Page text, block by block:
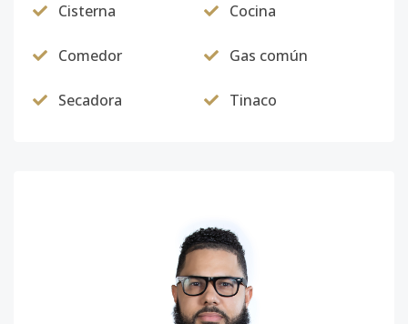
Cisterna Cocina
Comedor Gas común
Secadora Tinaco